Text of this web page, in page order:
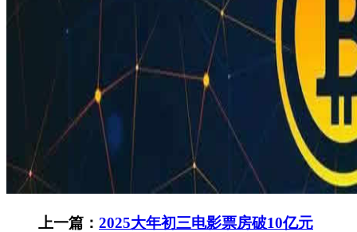
上一篇： 2025大年初三电影票房破10亿元